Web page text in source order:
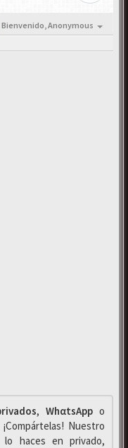
Bienvenido,Anonymous
, WhαtsAppo
Nuestro
haces en privado,